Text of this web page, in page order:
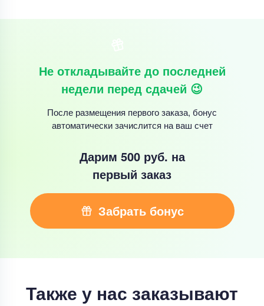
Не откладывайте до последней
недели перед сдачей 😉
После размещения первого заказа, бонус
автоматически зачислится на ваш счет
Дарим 500 руб. на
первый заказ
Забрать бонус
Также у нас заказывают